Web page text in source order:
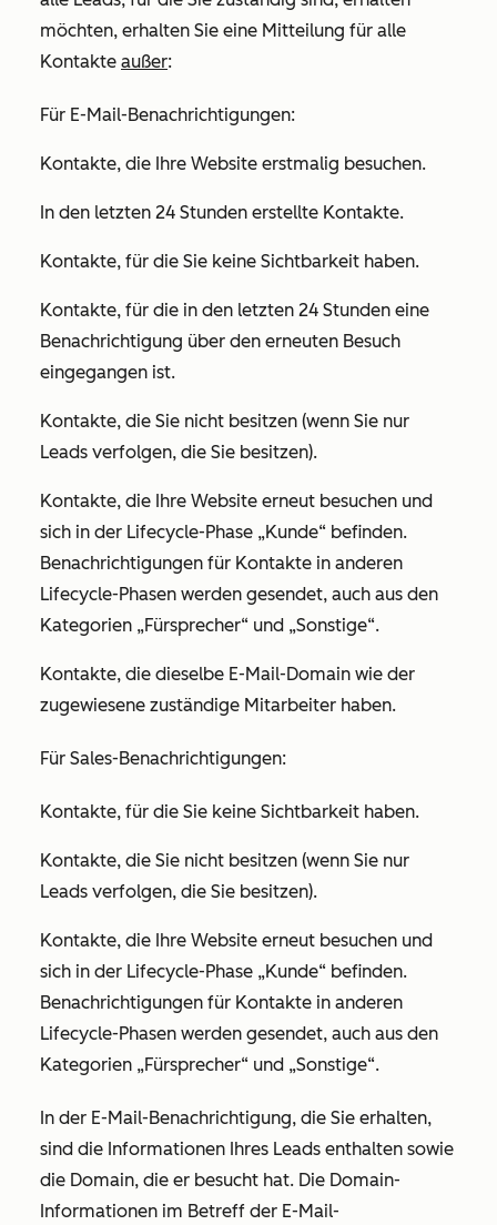
möchten, erhalten Sie eine Mitteilung für alle
Kontakte außer:
Für E-Mail-Benachrichtigungen:
Kontakte, die Ihre Website erstmalig besuchen.
In den letzten 24 Stunden erstellte Kontakte.
Kontakte, für die Sie keine Sichtbarkeit haben.
Kontakte, für die in den letzten 24 Stunden eine
Benachrichtigung über den erneuten Besuch
eingegangen ist.
Kontakte, die Sie nicht besitzen (wenn Sie nur
Leads verfolgen, die Sie besitzen).
Kontakte, die Ihre Website erneut besuchen und
sich in der Lifecycle-Phase „Kunde“ befinden.
Benachrichtigungen für Kontakte in anderen
Lifecycle-Phasen werden gesendet, auch aus den
Kategorien „Fürsprecher“ und „Sonstige“.
Kontakte, die dieselbe E-Mail-Domain wie der
zugewiesene zuständige Mitarbeiter haben.
Für Sales-Benachrichtigungen:
Kontakte, für die Sie keine Sichtbarkeit haben.
Kontakte, die Sie nicht besitzen (wenn Sie nur
Leads verfolgen, die Sie besitzen).
Kontakte, die Ihre Website erneut besuchen und
sich in der Lifecycle-Phase „Kunde“ befinden.
Benachrichtigungen für Kontakte in anderen
Lifecycle-Phasen werden gesendet, auch aus den
Kategorien „Fürsprecher“ und „Sonstige“.
In der E-Mail-Benachrichtigung, die Sie erhalten,
sind die Informationen Ihres Leads enthalten sowie
die Domain, die er besucht hat. Die Domain-
Informationen im Betreff der E-Mail-